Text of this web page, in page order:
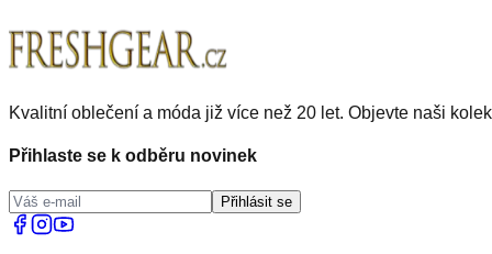
Kvalitní oblečení a móda již více než 20 let. Objevte naši
Přihlaste se k odběru novinek
Přihlásit se